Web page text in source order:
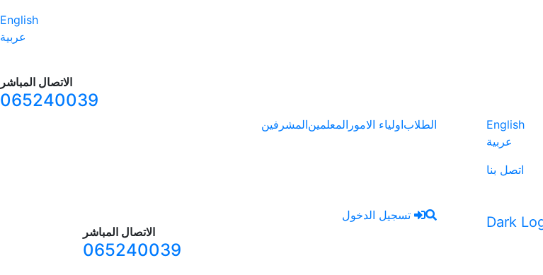
English
عربية
الاتصال المباشر
065240039
English
عربية
اتصل بنا
الطلاباولياء الامور المعلمينالمشرفين
تسجيل الدخول
الاتصال المباشر
065240039